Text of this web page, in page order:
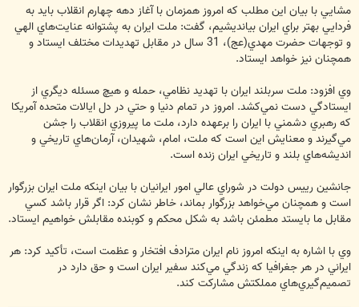
مشايي با بيان اين مطلب كه امروز همزمان با آغاز دهه چهارم انقلاب بايد به
فردايي بهتر براي ايران بيانديشيم، گفت: ملت ايران به پشتوانه عنايت‌هاي الهي
و توجهات حضرت مهدي(عج)، 31 سال در مقابل تهديدات مختلف ايستاد و
همچنان نيز خواهد ايستاد.
وي افزود: ملت سربلند ايران با تهديد نظامي، حمله و هيچ مسئله ديگري از
ايستادگي دست نمي‌کشد. امروز در تمام دنيا و حتي در دل ايالات متحده آمريکا
که رهبري دشمني با ايران را برعهده دارد، ملت ما پيروزي انقلاب را جشن
مي‌گيرند و معنايش اين است که ملت، امام، ‌شهيدان، آرمان‌هاي تاريخي و
انديشه‌هاي بلند و تاريخي ايران زنده است.
جانشين رييس دولت در شوراي عالي امور ايرانيان با بيان اينکه ملت ايران بزرگوار
است و همچنان مي‌خواهد بزرگوار بماند، خاطر نشان کرد: اگر قرار باشد کسي
مقابل ما بايستد مطمئن باشد به شکل محکم و کوبنده مقابلش خواهيم ايستاد.
وي با اشاره به اينکه امروز نام ايران مترادف افتخار و عظمت است، تأکيد کرد: هر
ايراني در هر جغرافيا که زندگي مي‌کند سفير ايران است و حق دارد در
تصميم‌گيري‌هاي مملکتش مشارکت کند.